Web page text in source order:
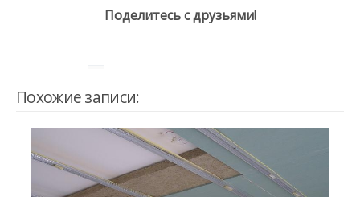
Поделитесь с друзьями!
Похожие записи: